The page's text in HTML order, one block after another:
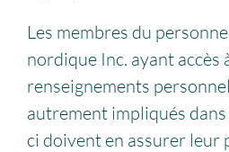
Les membres du
nordique Inc. ayant accès
renseignements
autrement impliqués
ci doivent en assurer leur